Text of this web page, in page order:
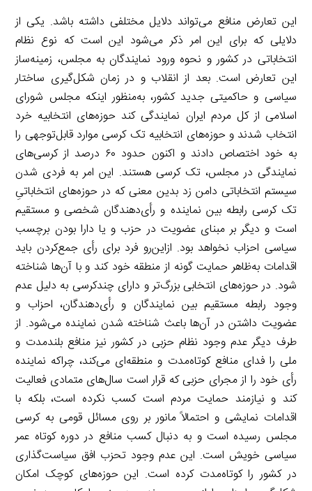
این تعارض منافع می‌تواند دلایل مختلفی داشته باشد. یکی از
دلایلی که برای این امر ذکر می‌شود این است که نوع نظام
انتخاباتی در کشور و نحوه ورود نمایندگان به مجلس، زمینه‌ساز
این تعارض است. بعد از انقلاب و در زمان شکل‌گیری ساختار
سیاسی و حاکمیتی جدید کشور، به‌منظور اینکه مجلس شورای
اسلامی از کل مردم ایران نمایندگی کند حوزه‌های انتخابیه خرد
انتخاب شدند و حوزه‌های انتخابیه تک کرسی موارد قابل‌توجهی را
به خود اختصاص دادند و اکنون حدود ۶۰ درصد از کرسی‌های
نمایندگی در مجلس، تک کرسی هستند. این امر به فردی شدن
سیستم انتخاباتی دامن زد بدین معنی که در حوزه‌های انتخاباتیِ
تک کرسی رابطه بین نماینده و رأی‌دهندگان شخصی و مستقیم
است و دیگر بر مبنای عضویت در حزب و یا دارا بودن برچسب
سیاسی احزاب نخواهد بود. ازاین‌رو فرد برای رأی جمع‌کردن باید
اقدامات به‌ظاهر حمایت گونه از منطقه خود کند و با آن‌ها شناخته
شود. در حوزه‌های انتخابی بزرگ‌تر و دارای چندکرسی به دلیل عدم
وجود رابطه مستقیم بین نمایندگان و رأی‌دهندگان، احزاب و
عضویت داشتن در آن‌ها باعث شناخته شدن نماینده می‌شود. از
طرف دیگر عدم وجود نظام حزبی در کشور نیز منافع بلندمدت و
ملی را فدای منافع کوتاه‌مدت و منطقه‌ای می‌کند، چراکه نماینده
رأی خود را از مجرای حزبی که قرار است سال‌های متمادی فعالیت
کند و نیازمند حمایت مردم است کسب نکرده است، بلکه با
اقدامات نمایشی و احتمالاً مانور بر روی مسائل قومی به کرسی
مجلس رسیده است و به دنبال کسب منافع در دوره کوتاه عمر
سیاسی خویش است. این عدم وجود تحزب افق سیاست‌گذاری
در کشور را کوتاه‌مدت کرده است. این حوزه‌های کوچک امکان